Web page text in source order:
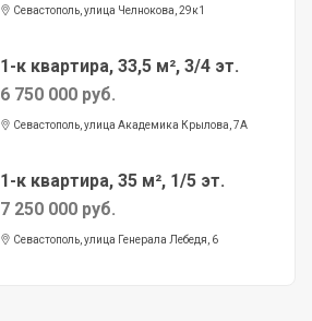
Севастополь, улица Челнокова, 29к1
1-к квартира, 33,5 м², 3/4 эт.
6 750 000 руб.
Севастополь, улица Академика Крылова, 7А
1-к квартира, 35 м², 1/5 эт.
7 250 000 руб.
Севастополь, улица Генерала Лебедя, 6